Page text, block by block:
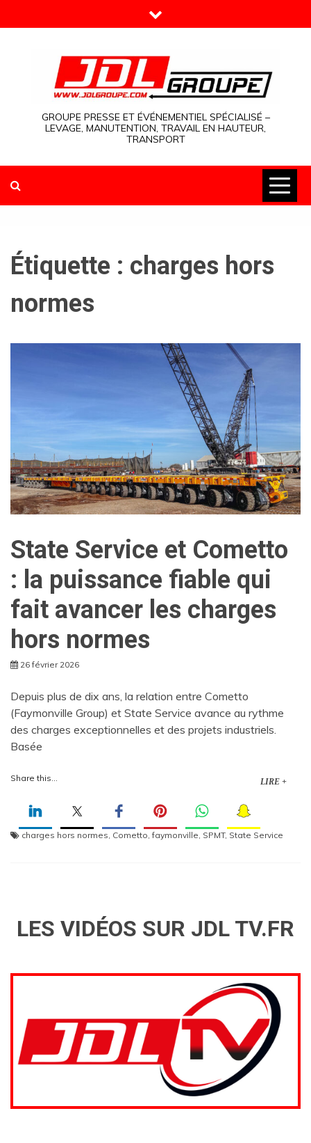
to
GROUPE PRESSE ET ÉVÉNEMENTIEL SPÉCIALISÉ –
LEVAGE, MANUTENTION, TRAVAIL EN HAUTEUR,
TRANSPORT
Étiquette : charges hors
normes
State Service et Cometto
: la puissance fiable qui
fait avancer les charges
hors normes
26 février 2026
Depuis plus de dix ans, la relation entre Cometto
(Faymonville Group) et State Service avance au rythme
des charges exceptionnelles et des projets industriels.
Basée
Share this... LIRE +
charges hors normes Cometto ,faymonville SPMT, State Service
LES VIDÉOS SUR JDL TV.FR